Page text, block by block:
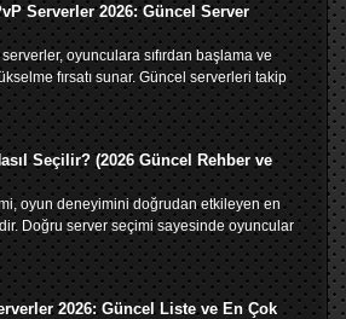
Serverler 2026: Güncel Server
oyunculara sıfırdan başlama ve
fırsatı sunar. Güncel serverleri takip
Seçilir? (2026 Güncel Rehber ve
oyun deneyimini doğrudan etkileyen en
Doğru server seçimi sayesinde oyuncular
2026: Güncel Liste ve En Çok